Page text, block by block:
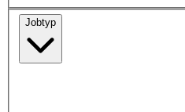
Jobtyp